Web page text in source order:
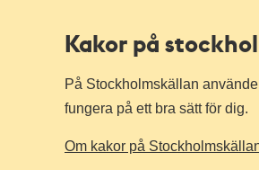
Kakor på
På Stockholmskällan
fungera på ett bra sätt för dig.
Om kakor på